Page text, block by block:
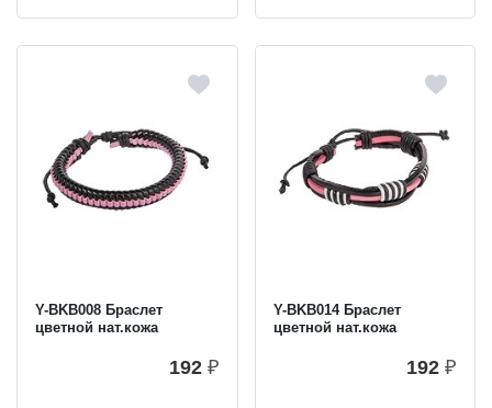
Y-BKB008 Браслет
цветной нат.кожа
192 ₽
Y-BKB014 Браслет
цветной нат.кожа
192 ₽